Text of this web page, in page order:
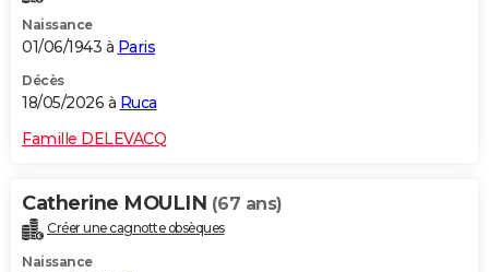
Dictionnaire
Biographies
Citations
Expressions
Proverbes
PROGRAMME TV
S'inscrire
Se connecter
Lycées
Collèges
Primaires
Universités
Entreprises
Service militaire
Avis de recherche
AVIS DE DÉCÈS
FORUM
Bricolage
Lifestyle
Culture
Television
Voyage
Naissance
01/06/1943 à Paris
Décès
18/05/2026 à Ruca
Famille DELEVACQ
Catherine MOULIN (67 ans)
Créer une cagnotte obsèques
Naissance